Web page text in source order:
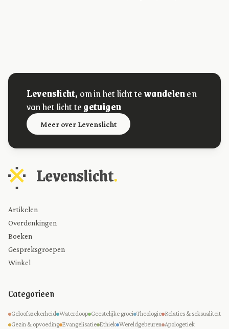
Levenslicht, om in het licht tewandelenen
van het licht tegetuigen
Meer over Levenslicht
Artikelen
Overdenkingen
Boeken
Gespreksgroepen
Winkel
Categorieen
Geloofszekerheid Waterdoop Geestelijke groei Theologie Relaties & seksualiteit
Gezin & opvoeding Evangelisatie Ethiek Wereldgebeuren Apologetiek